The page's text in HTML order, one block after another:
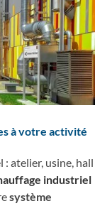
à votre activité
atelier, usine, hall
industriel
système